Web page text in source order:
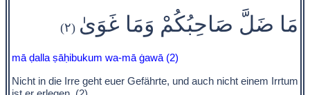
مَا ضَلَّ صَاحِبُكُمْ وَمَا غَوَىٰ (٢)
mā ḍalla ṣāḥibukum wa-mā ġawā (2)
Nicht in die Irre geht euer Gefährte, und auch nicht einem Irrtum